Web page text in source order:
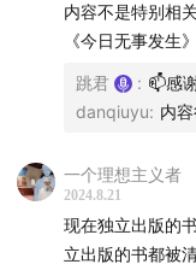
三、二、一，让我
首先，让我们轻轻
人类学家詹姆斯·斯
“姆明之母” 托芙·
接着，屏息潜入深水
内容不是特别相
《今日无事发生》
跳君 : 📫感
danqiuyu: 内
一个理想主义者
2024.8.21
现在独立出版的
立出版的书都被